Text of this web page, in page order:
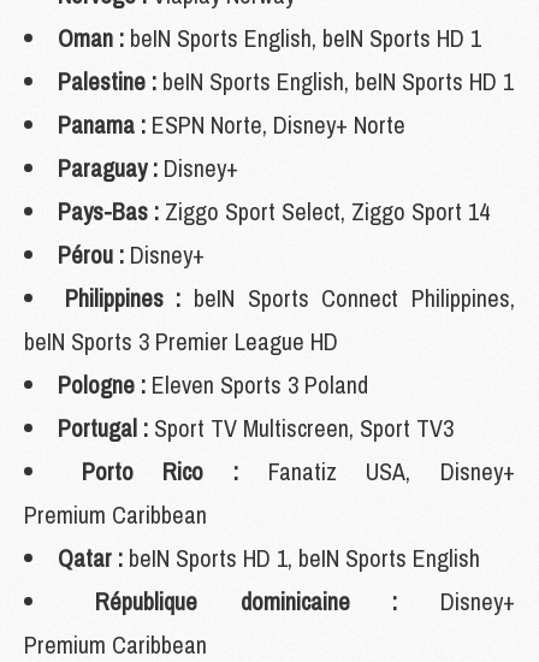
Oman : beIN Sports English, beIN Sports HD 1
Palestine : beIN Sports English, beIN Sports HD 1
Panama : ESPN Norte, Disney+ Norte
Paraguay : Disney+
Pays-Bas : Ziggo Sport Select, Ziggo Sport 14
Pérou : Disney+
Philippines : beIN Sports Connect Philippines,
beIN Sports 3 Premier League HD
Pologne : Eleven Sports 3 Poland
Portugal : Sport TV Multiscreen, Sport TV3
Porto Rico : Fanatiz USA, Disney+
Premium Caribbean
Qatar : beIN Sports HD 1, beIN Sports English
République dominicaine : Disney+
Premium Caribbean